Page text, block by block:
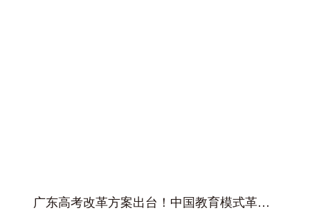
广东高考改革方案出台！中国教育模式革新，这个教育装备您不能错过！